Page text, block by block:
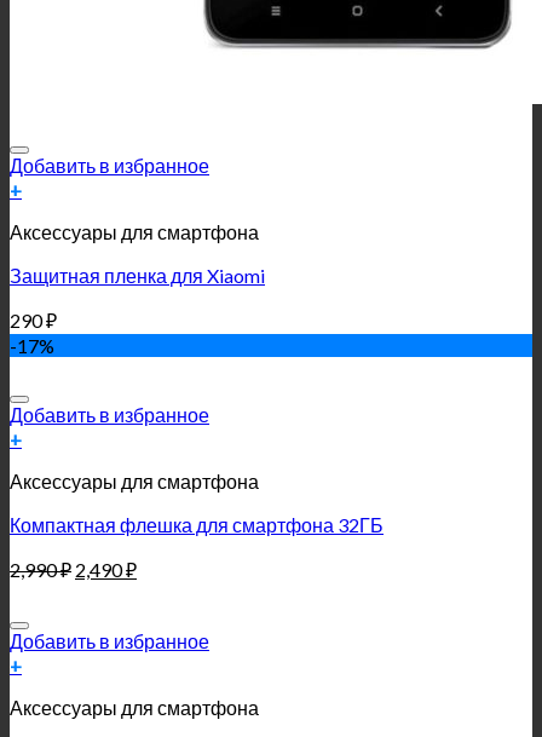
Добавить в избранное
+
Аксессуары для смартфона
Защитная пленка для Xiaomi
290₽
-17%
Добавить в избранное
+
Аксессуары для смартфона
Компактная флешка для смартфона 32ГБ
2,990₽ 2,490₽
Добавить в избранное
+
Аксессуары для смартфона